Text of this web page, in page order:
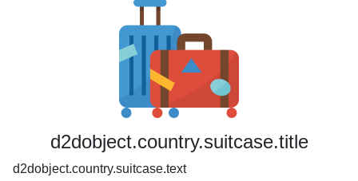
d2dobject.country.suitcase.title
d2dobject.country.suitcase.text